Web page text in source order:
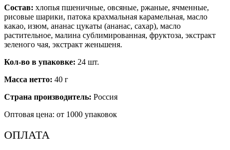
Состав: хлопья пшеничные, овсяные, ржаные, ячменные,
рисовые шарики, патока крахмальная карамельная, масло
какао, изюм, ананас цукаты (ананас, сахар), масло
растительное, малина сублимированная, фруктоза, экстракт
зеленого чая, экстракт женьшеня.
Кол-во в упаковке: 24 шт.
Масса нетто: 40 г
Страна производитель: Россия
Оптовая цена: от 1000 упаковок
ОПЛАТА